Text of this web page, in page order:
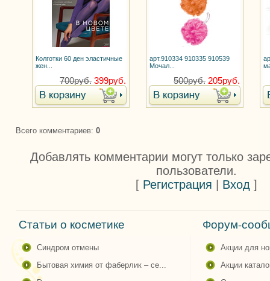
Колготки 60 ден эластичные
жен...
700руб. 399руб.
арт.910334 910335 910539
Мочал...
500руб. 205руб.
Всего комментариев: 0
Добавлять комментарии могут только
пользователи.
[ Регистрация Вход ]
Статьи о косметике
синдром отмены
бытовая химия от фаберлик – се...
Форум-
акции для
акции